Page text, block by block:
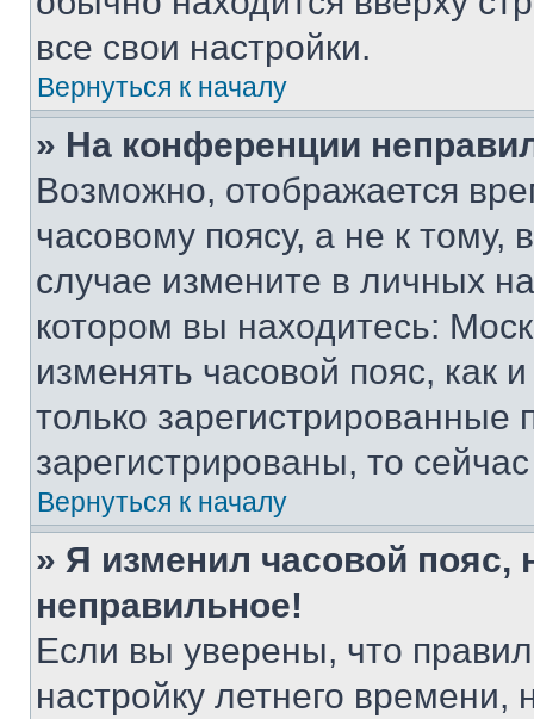
все свои настройки.
Вернуться к началу
» На конференции
Возможно, отображается
часовому поясу, а не к тому,
случае измените в личных
котором вы находитесь:
изменять часовой пояс, как
только
зарегистрированы, то
Вернуться к началу
» Я изменил часовой пояс,
неправильное!
Если вы уверены, что
настройку летнего